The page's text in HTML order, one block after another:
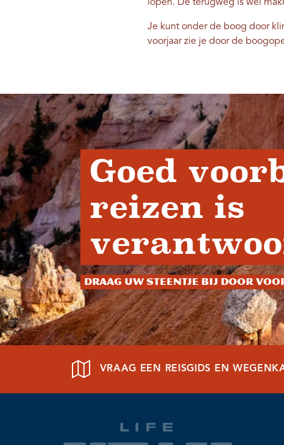
lopen. De terugweg is wel
Je kunt onder de boog door
voorjaar zie je door de
Goed
reizen is
Draag uw steentje bij door
VRAAG EEN REISGIDS EN